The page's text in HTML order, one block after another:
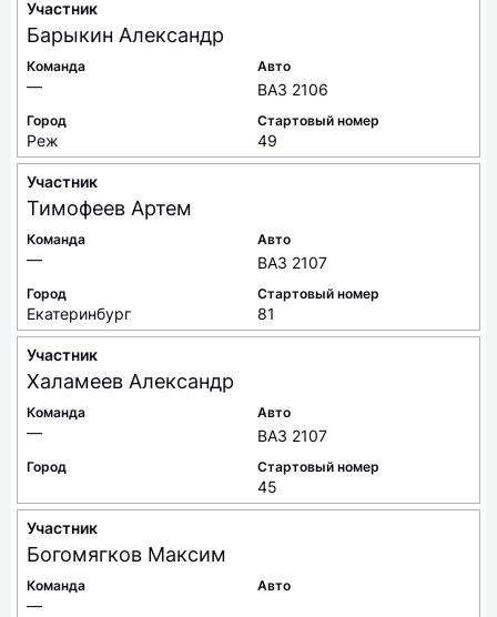
Участник
Барыкин Александр
Команда
—
Авто
ВАЗ 2106
Город
Реж
Стартовый номер
49
Участник
Тимофеев Артем
Команда
—
Авто
ВАЗ 2107
Город
Екатеринбург
Стартовый номер
81
Участник
Халамеев Александр
Команда
—
Авто
ВАЗ 2107
Город Стартовый номер
45
Участник
Богомягков Максим
Команда
—
Авто